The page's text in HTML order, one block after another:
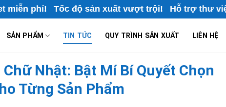
phí! Tốc độ sản xuất vượt trội! Hỗ trợ thư viện mẫu
SẢN PHẨM TIN TỨC QUY TRÌNH SẢN XUẤT LIÊN HỆ
Nhật: Bật Mí Bí Quyết Chọn
Từng Sản Phẩm